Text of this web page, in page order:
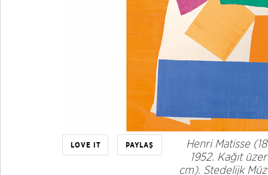
LOVE IT PAYLAŞ
Henri Matisse
1952. Kağıt
cm). Stedelijk